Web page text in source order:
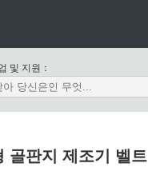
및 지원：
골판지 제조기 벨트